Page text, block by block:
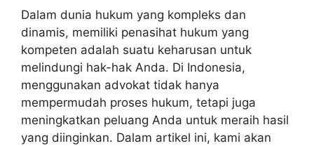
Dalam dunia hukum yang kompleks dan
dinamis, memiliki penasihat hukum yang
kompeten adalah suatu keharusan untuk
melindungi hak-hak Anda. Di Indonesia,
menggunakan advokat tidak hanya
mempermudah proses hukum, tetapi juga
meningkatkan peluang Anda untuk meraih hasil
yang diinginkan. Dalam artikel ini, kami akan